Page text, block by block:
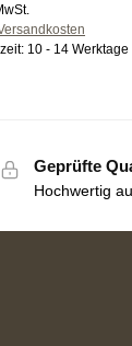
10 - 14 Werktage
Geprüfte
Hochwertig